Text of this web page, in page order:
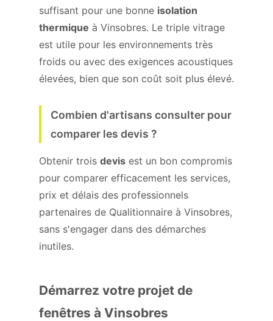
suffisant pour une bonne isolation
thermique à Vinsobres. Le triple vitrage
est utile pour les environnements très
froids ou avec des exigences acoustiques
élevées, bien que son coût soit plus élevé.
Combien d'artisans consulter pour
comparer les devis ?
Obtenir trois devis est un bon compromis
pour comparer efficacement les services,
prix et délais des professionnels
partenaires de Qualitionnaire à Vinsobres,
sans s'engager dans des démarches
inutiles.
Démarrez votre projet de
fenêtres à Vinsobres